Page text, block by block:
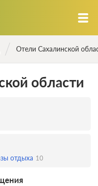
Отели Сахалинской
области
отдыха 10